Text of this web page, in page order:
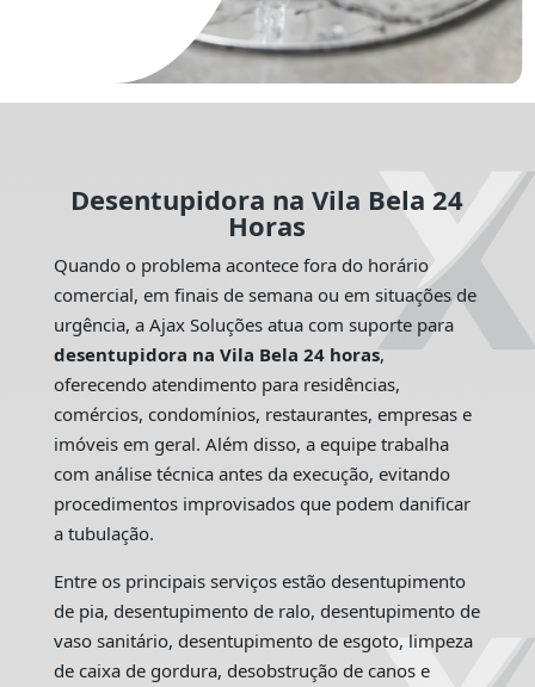
Desentupidora na Vila Bela 24
Horas
Quando o problema acontece fora do horário
comercial, em finais de semana ou em situações de
urgência, a Ajax Soluções atua com suporte para
desentupidora na Vila Bela 24 horas,
oferecendo atendimento para residências,
comércios, condomínios, restaurantes, empresas e
imóveis em geral. Além disso, a equipe trabalha
com análise técnica antes da execução, evitando
procedimentos improvisados que podem danificar
a tubulação.
Entre os principais serviços estão desentupimento
de pia, desentupimento de ralo, desentupimento de
vaso sanitário, desentupimento de esgoto, limpeza
de caixa de gordura, desobstrução de canos e